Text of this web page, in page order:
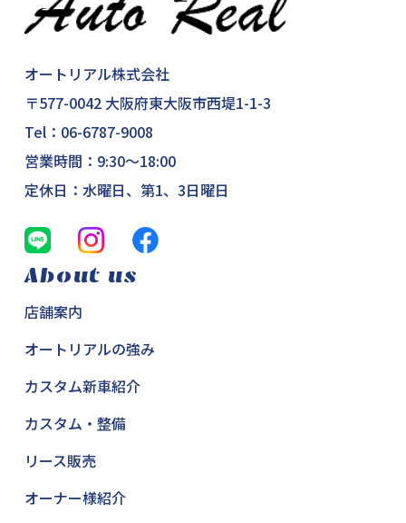
オートリアル株式会社
〒577-0042 大阪府東大阪市西堤1-1-3
Tel： 06-6787-9008
営業時間：9:30～18:00
定休日：水曜日、第1、3日曜日
About us
店舗案内
オートリアルの強み
カスタム新車紹介
カスタム・整備
リース販売
オーナー様紹介